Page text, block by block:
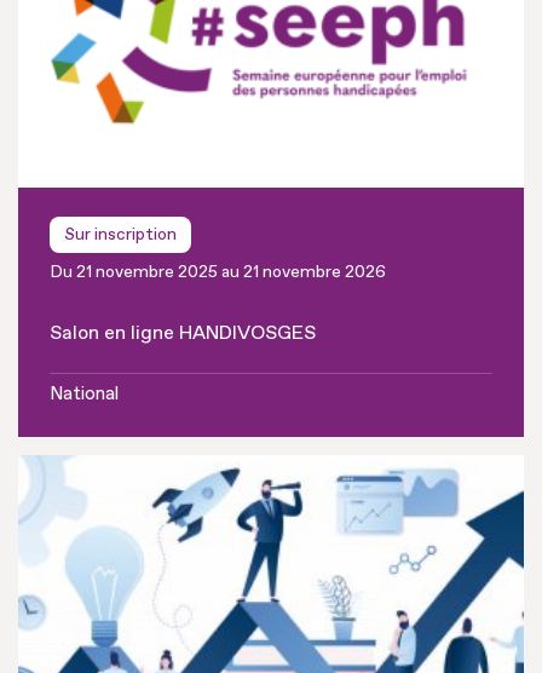
Sur inscription
Du 21 novembre 2025 au 21 novembre 2026
Salon en ligne HANDIVOSGES
National